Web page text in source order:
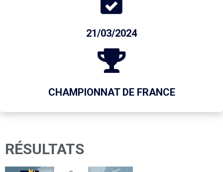
21/03/2024
CHAMPIONNAT DE FRANCE
RÉSULTATS